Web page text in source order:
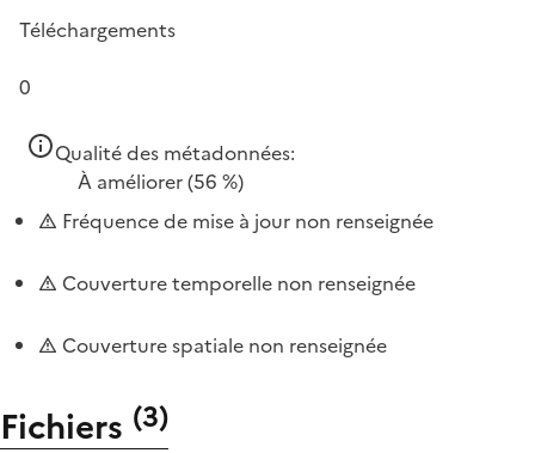
Téléchargements
0
Qualité des métadonnées:
À améliorer(56 %)
Fréquence de mise à jour non renseignée
Couverture temporelle non renseignée
Couverture spatiale non renseignée
Fichiers (3)